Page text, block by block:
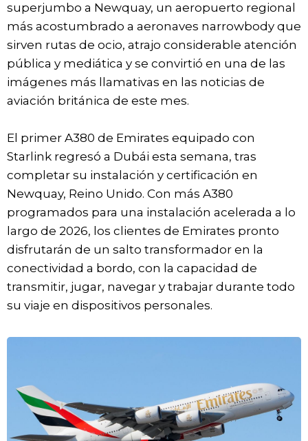
superjumbo a Newquay, un aeropuerto regional
más acostumbrado a aeronaves narrowbody que
sirven rutas de ocio, atrajo considerable atención
pública y mediática y se convirtió en una de las
imágenes más llamativas en las noticias de
aviación británica de este mes.
El primer A380 de Emirates equipado con
Starlink regresó a Dubái esta semana, tras
completar su instalación y certificación en
Newquay, Reino Unido. Con más A380
programados para una instalación acelerada a lo
largo de 2026, los clientes de Emirates pronto
disfrutarán de un salto transformador en la
conectividad a bordo, con la capacidad de
transmitir, jugar, navegar y trabajar durante todo
su viaje en dispositivos personales.